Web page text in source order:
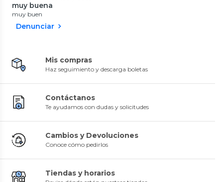
muy buena
muy buen
Denunciar
Mis compras
Haz seguimiento y descarga boletas
Contáctanos
Te ayudamos con dudas y solicitudes
Cambios y Devoluciones
Conoce cómo pedirlos
Tiendas y horarios